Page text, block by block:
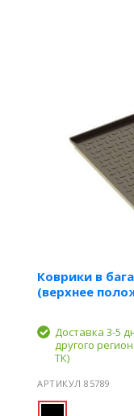
Коврики в
(верхнее
Доставка 3-5
другого
ТК)
АРТИКУЛ 85789